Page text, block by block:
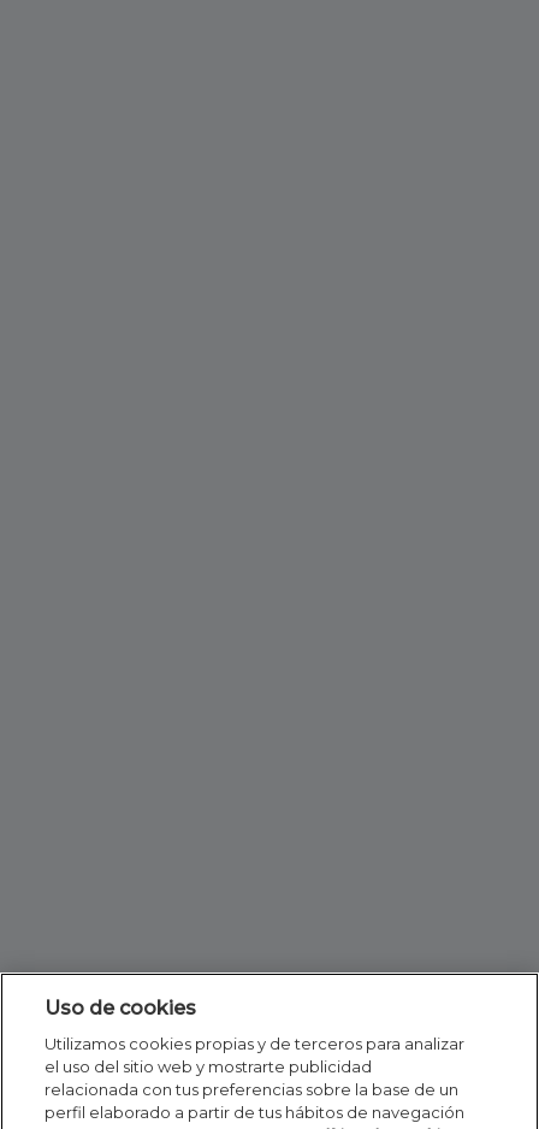
Uso de cookies
Utilizamos cookies propias y de terceros para analizar
el uso del sitio web y mostrarte publicidad
relacionada con tus preferencias sobre la base de un
perfil elaborado a partir de tus hábitos de navegación